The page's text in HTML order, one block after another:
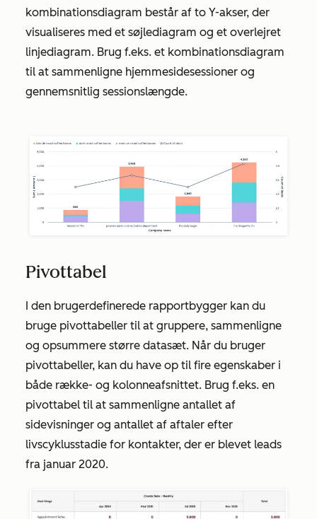
kombinationsdiagram består af to Y-akser, der
visualiseres med et søjlediagram og et overlejret
linjediagram. Brug f.eks. et kombinationsdiagram
til at sammenligne hjemmesidesessioner og
gennemsnitlig sessionslængde.
Pivottabel
I den brugerdefinerede rapportbygger kan du
bruge pivottabeller til at gruppere, sammenligne
og opsummere større datasæt. Når du bruger
pivottabeller, kan du have op til fire egenskaber i
både række- og kolonneafsnittet. Brug f.eks. en
pivottabel til at sammenligne antallet af
sidevisninger og antallet af aftaler efter
livscyklusstadie for kontakter, der er blevet leads
fra januar 2020.